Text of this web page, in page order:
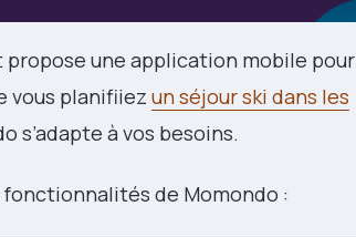
une application mobile pour
vous planifiiez un séjour ski dans les
s’adapte à vos besoins.
de Momondo :